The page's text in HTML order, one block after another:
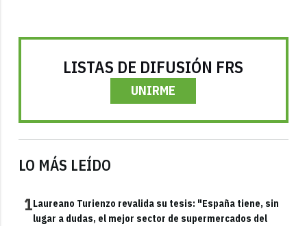
LISTAS DE DIFUSIÓN FRS
UNIRME
LO MÁS LEÍDO
1Laureano Turienzo revalida su tesis: "España tiene, sin
lugar a dudas, el mejor sector de supermercados del